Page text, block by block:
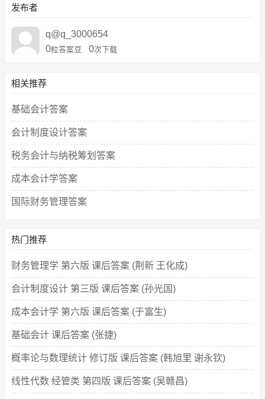
发布者
q@q_3000654
0粒答案豆 0次下载
相关推荐
基础会计答案
会计制度设计答案
税务会计与纳税筹划答案
成本会计学答案
国际财务管理答案
热门推荐
财务管理学 第六版 课后答案 (荆新 王化成)
会计制度设计 第三版 课后答案 (孙光国)
成本会计学 第六版 课后答案 (于富生)
基础会计 课后答案 (张捷)
概率论与数理统计 修订版 课后答案 (韩旭里 谢永钦)
线性代数 经管类 第四版 课后答案 (吴赣昌)